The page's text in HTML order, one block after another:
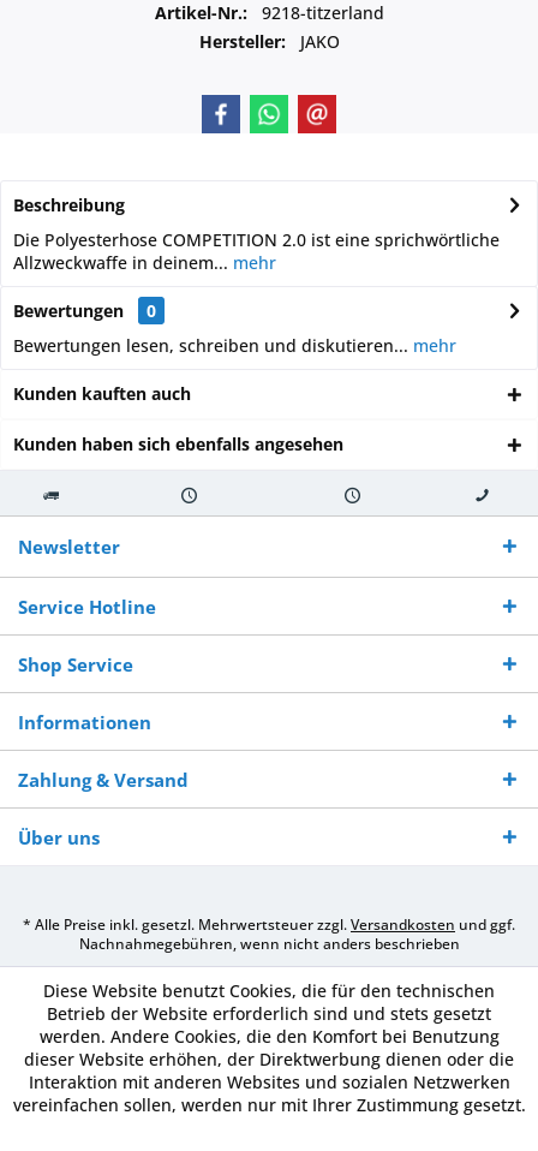
Artikel-Nr.:
9218-titzerland
Hersteller:
JAKO
Beschreibung
Die Polyesterhose COMPETITION 2.0 ist eine sprichwörtliche
Allzweckwaffe in deinem... mehr
Bewertungen
0
Bewertungen lesen, schreiben und diskutieren... mehr
Kunden kauften auch
Kunden haben sich ebenfalls angesehen
Kostenloser
Versand ab €
250,-
Versand innerhalb von Versand von So erreichen
Sie uns 0160
970 511 90
Newsletter
Service Hotline
Shop Service
Informationen
Zahlung & Versand
Über uns
* Alle Preise inkl. gesetzl. Mehrwertsteuer zzgl.Versandkosten und ggf.
Nachnahmegebühren, wenn nicht anders beschrieben
Diese Website benutzt Cookies, die für den technischen
Betrieb der Website erforderlich sind und stets gesetzt
werden. Andere Cookies, die den Komfort bei Benutzung
dieser Website erhöhen, der Direktwerbung dienen oder die
Interaktion mit anderen Websites und sozialen Netzwerken
vereinfachen sollen, werden nur mit Ihrer Zustimmung gesetzt.